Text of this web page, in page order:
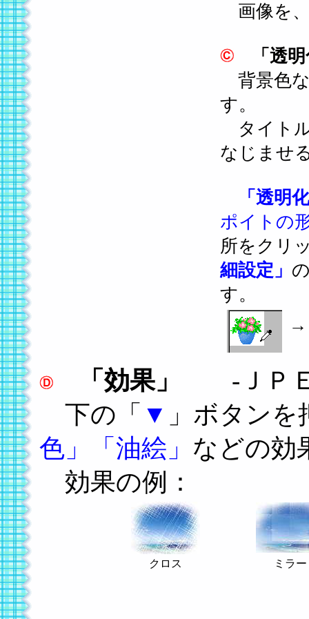
画像を
「透
背景色
す。
タイト
なじませ
「透明
ポイトの
所をクリ
細設定」
す。
→
「効果」
-ＪＰ
下の「 ▼ 」ボタンを
色」「油絵」 などの効
効果の例：
クロス ミラー